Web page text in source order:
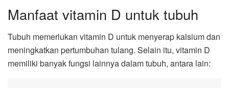
Manfaat vitamin D untuk tubuh
Tubuh memerlukan vitamin D untuk menyerap kalsium dan
meningkatkan pertumbuhan tulang. Selain itu, vitamin D
memiliki banyak fungsi lainnya dalam tubuh, antara lain: